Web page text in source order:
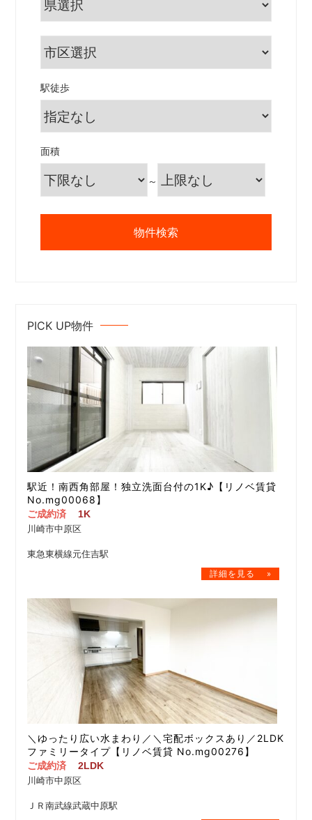
駅徒歩
面積
～
PICK UP物件
駅近！南西角部屋！独立洗面台付の1K♪【リノベ賃貸
No.mg00068】
ご成約済
1K
川崎市中原区
東急東横線元住吉駅
＼ゆったり広い水まわり／＼宅配ボックスあり／2LDK
ファミリータイプ【リノベ賃貸 No.mg00276】
ご成約済
2LDK
川崎市中原区
ＪＲ南武線武蔵中原駅